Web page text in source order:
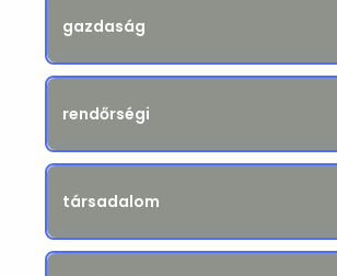
gazdaság
rendőrségi
társadalom